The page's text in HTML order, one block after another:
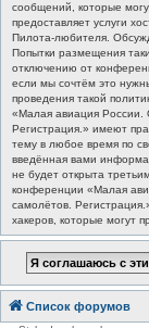
сообщений, которые
предоставляет услуги
Пилота-любителя.
Попытки размещения
отключению от
если мы сочтём это
проведения такой
«Малая авиация России.
Регистрация.» имеют
тему в любое время по
введённая вами
не будет открыта
конференции «Малая
самолётов.
хакеров, которые могут
Список форумов